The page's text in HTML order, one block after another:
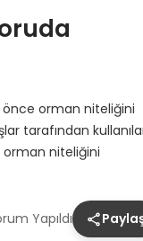
önce orman niteliğini
tarafından
orman niteliğini
Yapıldı